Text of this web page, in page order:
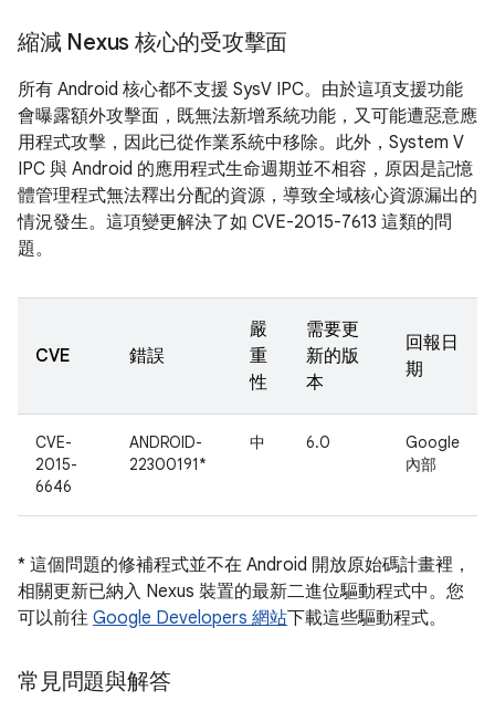
縮減 Nexus 核心的受攻擊面
所有 Android 核心都不支援 SysV IPC。由於這項支援功能
會曝露額外攻擊面，既無法新增系統功能，又可能遭惡意應
用程式攻擊，因此已從作業系統中移除。此外，System V
IPC 與 Android 的應用程式生命週期並不相容，原因是記憶
體管理程式無法釋出分配的資源，導致全域核心資源漏出的
情況發生。這項變更解決了如 CVE-2015-7613 這類的問
題。
CVE 錯誤
嚴
重
性
需要更
新的版
本
回報日
期
CVE-
2015-
6646
ANDROID-
22300191*
中 6.0
Google
內部
* 這個問題的修補程式並不在 Android 開放原始碼計畫裡，
相關更新已納入 Nexus 裝置的最新二進位驅動程式中。您
可以前往 Google Developers 網站下載這些驅動程式。
常見問題與解答